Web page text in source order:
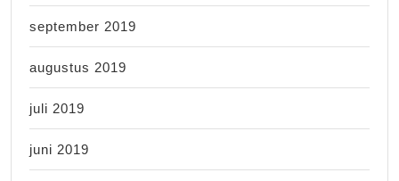
september 2019
augustus 2019
juli 2019
juni 2019